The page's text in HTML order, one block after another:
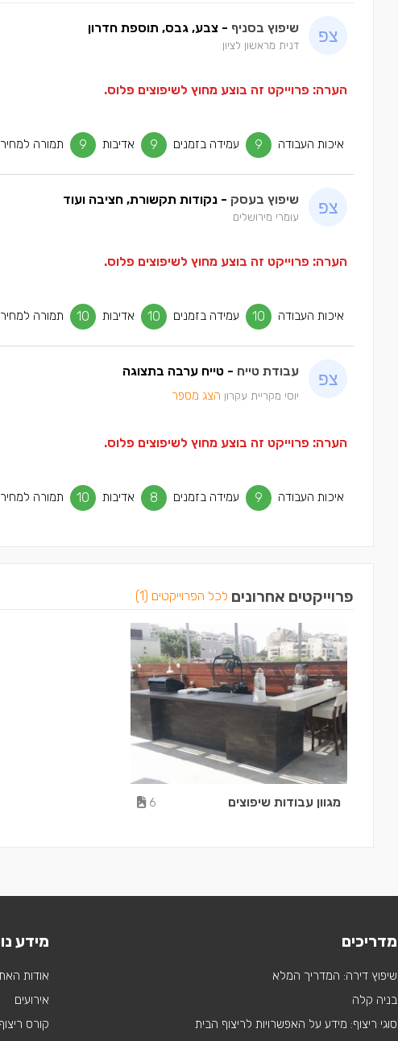
שיפוץ בסניף - צבע, גבס, תוספת חדרון
דנית מראשון לציון
הערה: פרוייקט זה בוצע מחוץ לשיפוצים פלוס.
איכות העבודה 9 עמידה בזמנים 9 אדיבות 9 תמורה למחיר
שיפוץ בעסק - נקודות תקשורת, חציבה ועוד
עומרי מירושלים
הערה: פרוייקט זה בוצע מחוץ לשיפוצים פלוס.
איכות העבודה 10 עמידה בזמנים 10 אדיבות 10 תמורה למחיר
עבודת טייח - טייח ערבה בתצוגה
יוסי מקריית עקרון הצג מספר
הערה: פרוייקט זה בוצע מחוץ לשיפוצים פלוס.
איכות העבודה 9 עמידה בזמנים 8 אדיבות 10 תמורה למחיר
פרוייקטים אחרונים לכל הפרוייקטים (1)
מגוון עבודות שיפוצים 6
מדריכים
שיפוץ דירה: המדריך המלא
בניה קלה
סוגי ריצוף: מידע על האפשרויות לריצוף הבית
מידע
אודות
אירועים
קורס